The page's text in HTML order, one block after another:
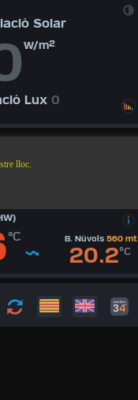
Solar
W/m²
Lux 0
03 D’AG. 08:49
°C B. Núvols560 mt
20.2°C
lloc.